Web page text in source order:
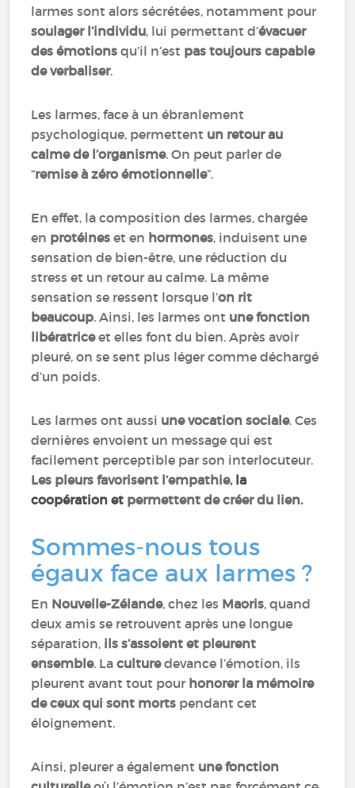
larmes sont alors sécrétées, notamment pour
soulager l’individu, lui permettant d’évacuer
des émotions qu’il n’est pas toujours capable
de verbaliser.
Les larmes, face à un ébranlement
psychologique, permettent un retour au
calme de l’organisme. On peut parler de
“remise à zéro émotionnelle”.
En effet, la composition des larmes, chargée
en protéineset en hormones, induisent une
sensation de bien-être, une réduction du
stress et un retour au calme. La même
sensation se ressent lorsque l’on rit
beaucoup. Ainsi, les larmes ont une fonction
libératriceet elles font du bien. Après avoir
pleuré, on se sent plus léger comme déchargé
d’un poids.
Les larmes ont aussi une vocation sociale. Ces
dernières envoient un message qui est
facilement perceptible par son interlocuteur.
Les pleurs favorisent l’empathie, la
coopération et permettent de créer du lien.
Sommes-nous tous
égaux face aux larmes ?
En Nouvelle-Zélande, chez les Maoris, quand
deux amis se retrouvent après une longue
séparation, ils s’assoient et pleurent
ensemble. Laculturedevance l’émotion, ils
pleurent avant tout pour honorer la mémoire
de ceux qui sont morts pendant cet
éloignement.
Ainsi, pleurer a également une fonction